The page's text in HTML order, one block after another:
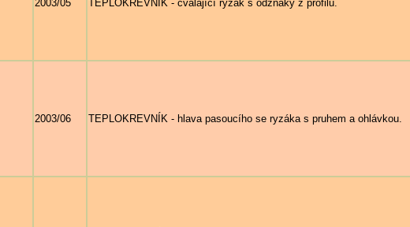
2003/05 TEPLOKREVNÍK - cválající ryzák s odznaky z profilu.
2003/06 TEPLOKREVNÍK - hlava pasoucího se ryzáka s pruhem a ohlávkou.